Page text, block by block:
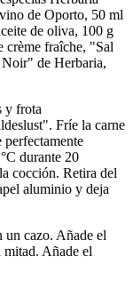
de Oporto, 50 ml
de oliva, 100 g
crème fraîche, "Sal
de Herbaria,
y frota
Fríe la carne
perfectamente
durante 20
cocción. Retira del
aluminio y deja
un cazo. Añade el
Añade el